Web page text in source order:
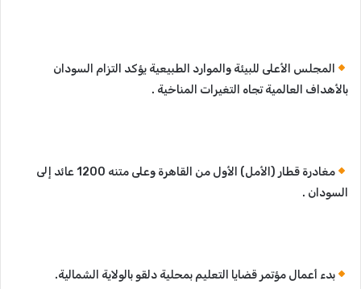
المجلس الأعلى للبيئة والموارد الطبيعية يؤكد التزام السودان
بالأهداف العالمية تجاه التغيرات المناخية .
مغادرة قطار (الأمل) الأول من القاهرة وعلى متنه 1200 عائد إلى
السودان .
بدء أعمال مؤتمر قضايا التعليم بمحلية دلقو بالولاية الشمالية.